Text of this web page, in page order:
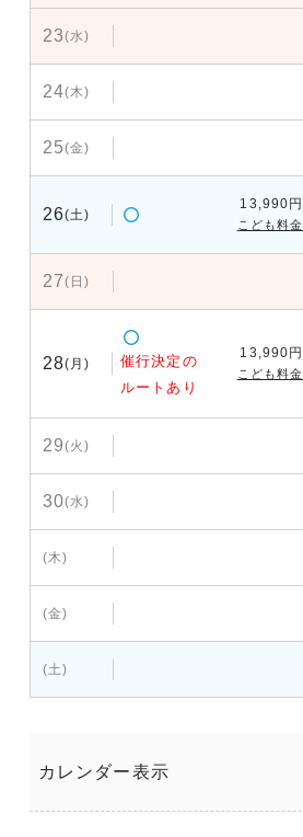
23(水)
24(木)
25(金)
26(土)
13,990円
こども料金
27(日)
28(月)
催行決定の
ルートあり
13,990円
こども料金
29(火)
30(水)
(木)
(金)
(土)
カレンダー表示